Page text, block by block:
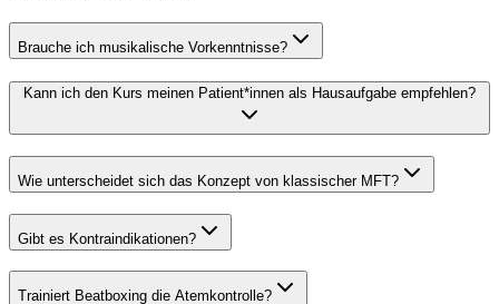
Brauche ich musikalische Vorkenntnisse?
Kann ich den Kurs meinen Patient*innen als Hausaufgabe empfehlen?
Wie unterscheidet sich das Konzept von klassischer MFT?
Gibt es Kontraindikationen?
Trainiert Beatboxing die Atemkontrolle?